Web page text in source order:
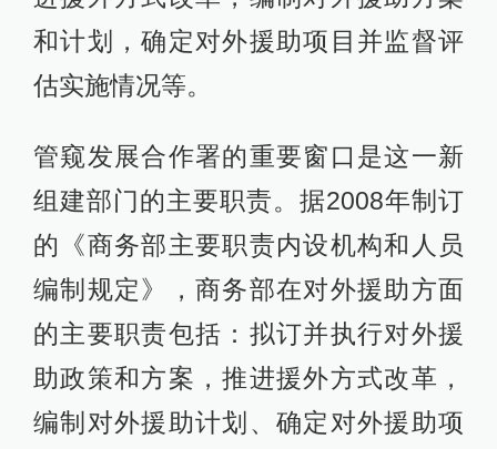
和计划，确定对外援助项目并监督评
估实施情况等。
管窥发展合作署的重要窗口是这一新
组建部门的主要职责。据2008年制订
的《商务部主要职责内设机构和人员
编制规定》，商务部在对外援助方面
的主要职责包括：拟订并执行对外援
助政策和方案，推进援外方式改革，
编制对外援助计划、确定对外援助项